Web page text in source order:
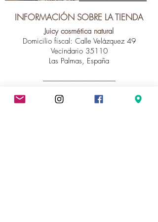
INFORMACIÓN SOBRE LA TIENDA
Juicy cosmética natural
Domicilio fiscal: Calle Velázquez 49
Vecindario 35110
Las Palmas, España
-------------------------------------------------
Horario de atención al cliente